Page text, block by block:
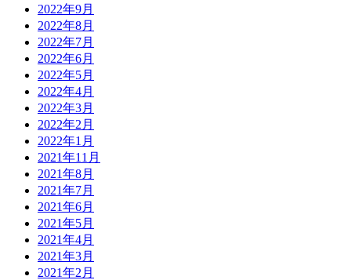
2022年9月
2022年8月
2022年7月
2022年6月
2022年5月
2022年4月
2022年3月
2022年2月
2022年1月
2021年11月
2021年8月
2021年7月
2021年6月
2021年5月
2021年4月
2021年3月
2021年2月